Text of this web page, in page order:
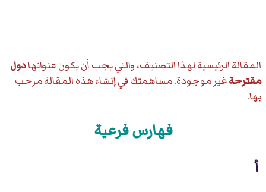
المقالة الرئيسية لهذا التصنيف، والتي يجب أن يكون عنوانهادول
مقترحةغير موجودة. مساهمتك في إنشاء هذه المقالة مرحب
بها.
فهارس فرعية
أ